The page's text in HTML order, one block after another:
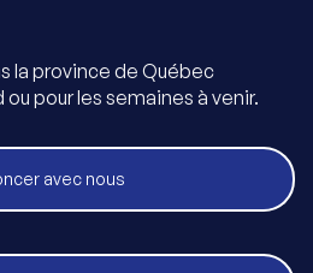
la province de Québec
pour les semaines à venir.
avec nous